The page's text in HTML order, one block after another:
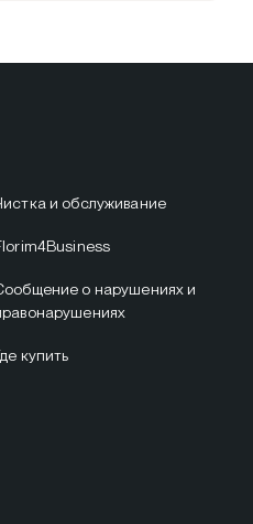
и обслуживание
о нарушениях и
купить